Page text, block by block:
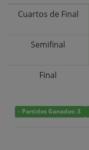
Cuartos de Final
Semifinal
Final
- Partidos Ganados: 3